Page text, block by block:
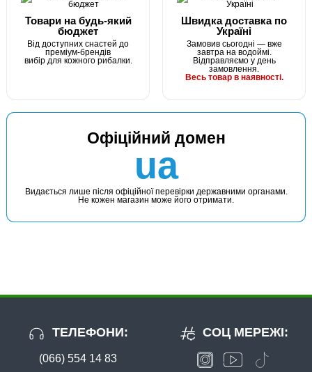
Товари на будь-який
бюджет
Від доступних снастей до
преміум-брендів
вибір для кожного рибалки.
Швидка доставка по
Україні
Замовив сьогодні — вже
завтра на водоймі.
Відправляємо у день
замовлення.
Весь товар в наявності.
Офіційний домен
ua
Видається лише після офіційної перевірки державними органами.
Не кожен магазин може його отримати.
ТЕЛЕФОНИ:
(066) 554 14 83
СОЦ МЕРЕЖІ: